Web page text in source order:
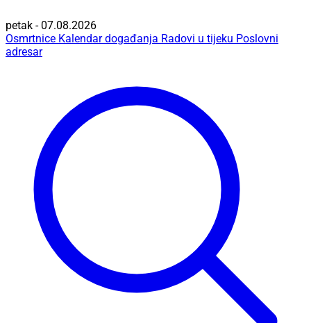
petak - 07.08.2026
Osmrtnice Kalendar događanja Radovi u tijeku Poslovni
adresar